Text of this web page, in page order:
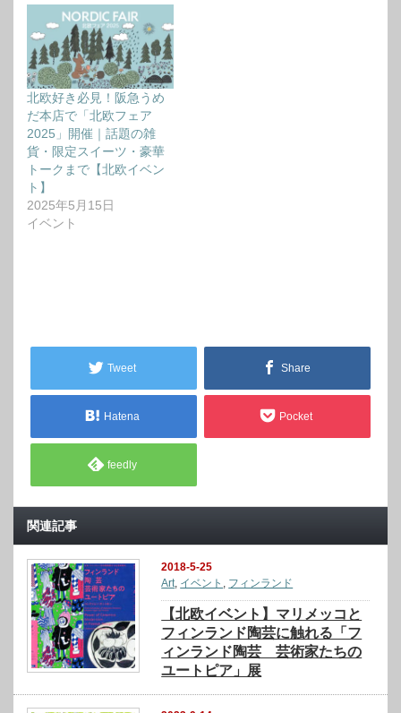
北欧好き必見！阪急うめ
だ本店で「北欧フェア
2025」開催｜話題の雑
貨・限定スイーツ・豪華
トークまで【北欧イベン
ト】
2025年5月15日
イベント
Tweet Share
Hatena Pocket
feedly
関連記事
2018-5-25
Art, イベント , フィンランド
【北欧イベント】マリメッコと
フィンランド陶芸に触れる「フ
ィンランド陶芸 芸術家たちの
ユートピア」展